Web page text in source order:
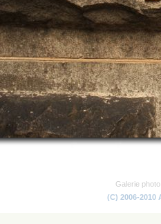
Galerie
(C) 2006-2010